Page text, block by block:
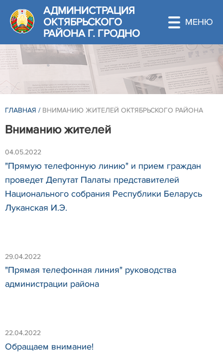
АДМИНИСТРАЦИЯ
ОКТЯБРЬСКОГО
РАЙОНА Г. ГРОДНО
ГЛАВНАЯ / ВНИМАНИЮ ЖИТЕЛЕЙ ОКТЯБРЬСКОГО РАЙОНА
Вниманию жителей
04.05.2022
"Прямую телефонную линию" и прием граждан
проведет Депутат Палаты представителей
Национального собрания Республики Беларусь
Луканская И.Э.
29.04.2022
"Прямая телефонная линия" руководства
администрации района
22.04.2022
Обращаем внимание!